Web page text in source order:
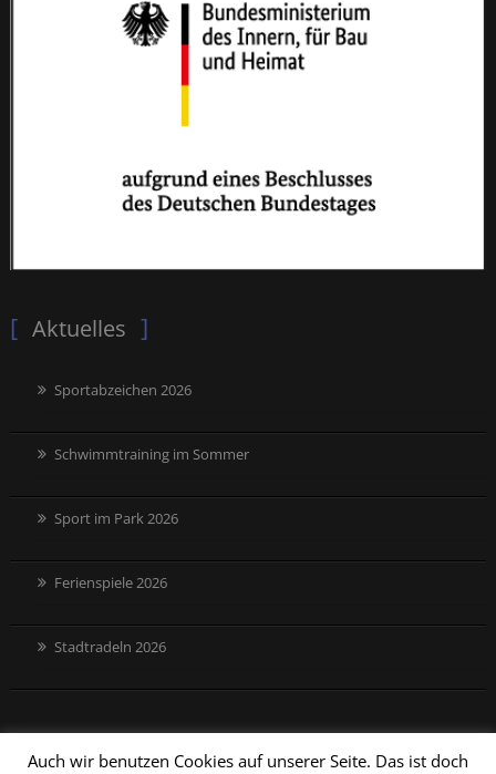
Aktuelles
Sportabzeichen 2026
Schwimmtraining im Sommer
Sport im Park 2026
Ferienspiele 2026
Stadtradeln 2026
Auch wir benutzen Cookies auf unserer Seite. Das ist doch